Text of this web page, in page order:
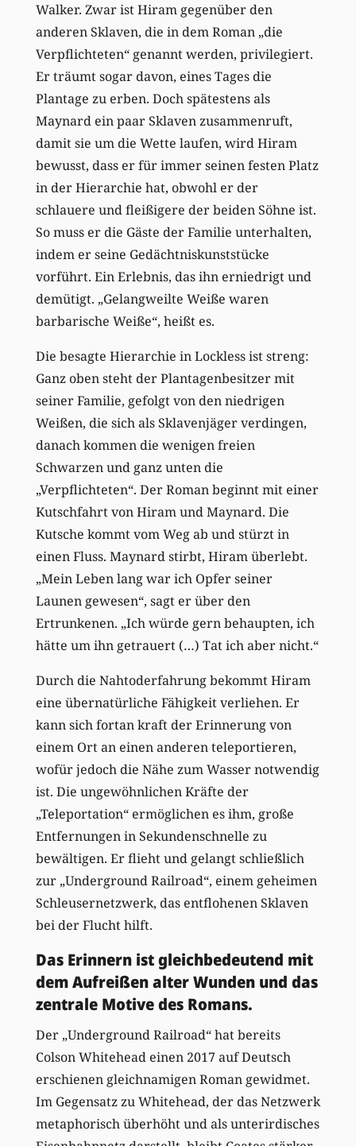
Walker. Zwar ist Hiram gegenüber den
anderen Sklaven, die in dem Roman „die
Verpflichteten“ genannt werden, privilegiert.
Er träumt sogar davon, eines Tages die
Plantage zu erben. Doch spätestens als
Maynard ein paar Sklaven zusammenruft,
damit sie um die Wette laufen, wird Hiram
bewusst, dass er für immer seinen festen Platz
in der Hierarchie hat, obwohl er der
schlauere und fleißigere der beiden Söhne ist.
So muss er die Gäste der Familie unterhalten,
indem er seine Gedächtniskunststücke
vorführt. Ein Erlebnis, das ihn erniedrigt und
demütigt. „Gelangweilte Weiße waren
barbarische Weiße“, heißt es.
Die besagte Hierarchie in Lockless ist streng:
Ganz oben steht der Plantagenbesitzer mit
seiner Familie, gefolgt von den niedrigen
Weißen, die sich als Sklavenjäger verdingen,
danach kommen die wenigen freien
Schwarzen und ganz unten die
„Verpflichteten“. Der Roman beginnt mit einer
Kutschfahrt von Hiram und Maynard. Die
Kutsche kommt vom Weg ab und stürzt in
einen Fluss. Maynard stirbt, Hiram überlebt.
„Mein Leben lang war ich Opfer seiner
Launen gewesen“, sagt er über den
Ertrunkenen. „Ich würde gern behaupten, ich
hätte um ihn getrauert (…) Tat ich aber nicht.“
Durch die Nahtoderfahrung bekommt Hiram
eine übernatürliche Fähigkeit verliehen. Er
kann sich fortan kraft der Erinnerung von
einem Ort an einen anderen teleportieren,
wofür jedoch die Nähe zum Wasser notwendig
ist. Die ungewöhnlichen Kräfte der
„Teleportation“ ermöglichen es ihm, große
Entfernungen in Sekundenschnelle zu
bewältigen. Er flieht und gelangt schließlich
zur „Underground Railroad“, einem geheimen
Schleusernetzwerk, das entflohenen Sklaven
bei der Flucht hilft.
Das Erinnern ist gleichbedeutend mit
dem Aufreißen alter Wunden und das
zentrale Motive des Romans.
Der „Underground Railroad“ hat bereits
Colson Whitehead einen 2017 auf Deutsch
erschienen gleichnamigen Roman gewidmet.
Im Gegensatz zu Whitehead, der das Netzwerk
metaphorisch überhöht und als unterirdisches